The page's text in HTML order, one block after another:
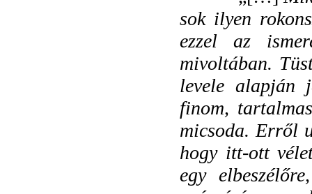
sok ilyen
ezzel az
mivoltában.
levele alapján
finom,
micsoda. Erről
hogy itt-ott
egy